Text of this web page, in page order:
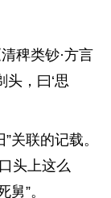
稗类钞·方言
，曰‘思
关联的记载。
头上这么
”。